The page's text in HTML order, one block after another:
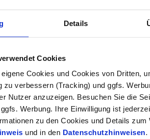
Details
Cookies
Cookies und Cookies von Dritten,
zu verbessern (Tracking) und ggfs.
Nutzer anzuzeigen. Besuchen Sie die
Werbung. Ihre Einwilligung ist
zu den Cookies und Details zum
und in den Datenschutzhinweisen.